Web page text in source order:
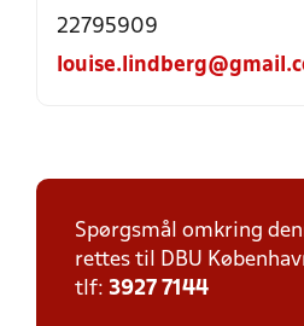
22795909
Spørgsmål omkring
rettes til DBU
tlf: 3927 7144